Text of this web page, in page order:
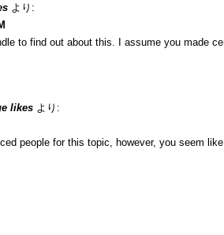
より:
to find out about this. I assume you made
likes より:
people for this topic, however, you seem